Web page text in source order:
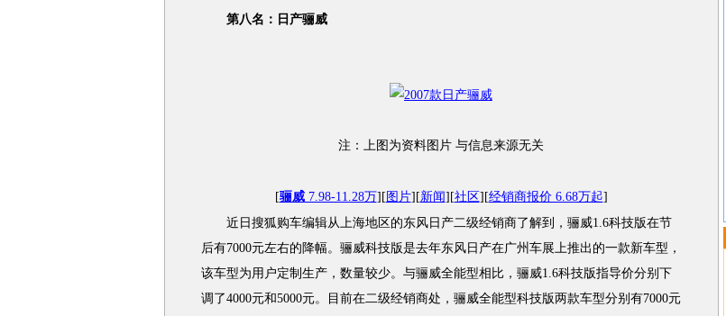
第八名： 日产骊威
注：上图为资料图片 与信息来源无关
[骊威7.98-11.28万][ 图片][新闻][社区][经销商报价 6.68万起]
近日搜狐购车编辑从上海地区的东风日产二级经销商了解到，骊威1.6科技版在节
后有7000元左右的降幅。骊威科技版是去年东风日产在广州车展上推出的一款新车型，
该车型为用户定制生产，数量较少。与骊威全能型相比，骊威1.6科技版指导价分别下
调了4000元和5000元。目前在二级经销商处，骊威全能型科技版两款车型分别有7000元